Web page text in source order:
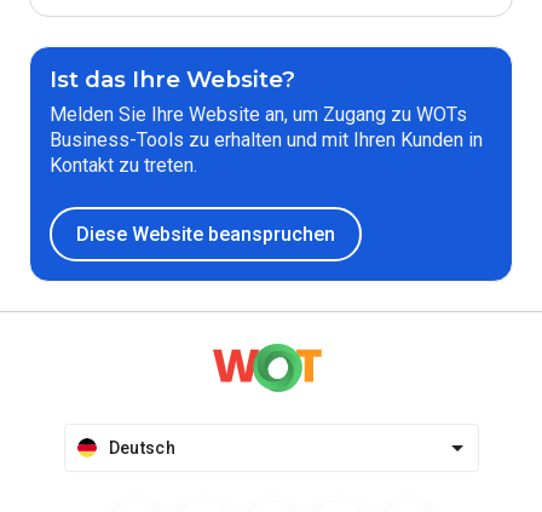
Ist das Ihre Website?
Melden Sie Ihre Website an, um Zugang zu WOTs
Business-Tools zu erhalten und mit Ihren Kunden in
Kontakt zu treten.
Diese Website beanspruchen
Deutsch